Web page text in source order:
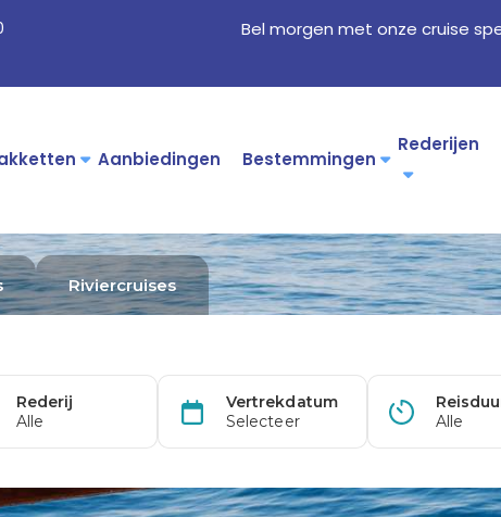
Bel morgen met onze cruise
Aanbiedingen Bestemmingen
Rederijen